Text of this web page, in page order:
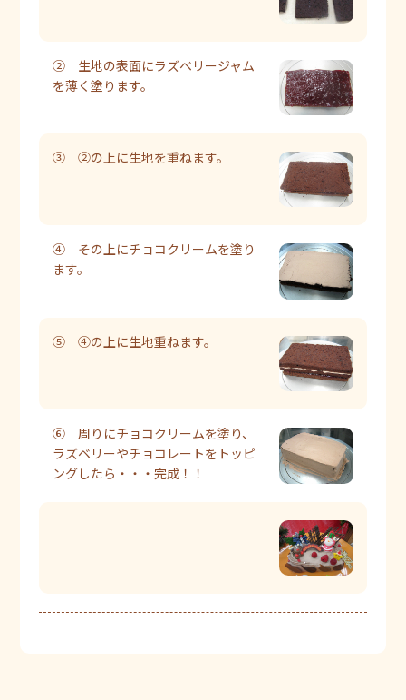
② 生地の表面にラズベリージャム
を薄く塗ります。
③ ②の上に生地を重ねます。
④ その上にチョコクリームを塗り
ます。
⑤ ④の上に生地重ねます。
⑥ 周りにチョコクリームを塗り、
ラズベリーやチョコレートをトッピ
ングしたら・・・完成！！